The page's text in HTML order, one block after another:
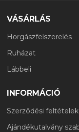
VÁSÁRLÁS
Horgászfelszerelés
Ruházat
Lábbeli
INFORMÁCIÓ
Szerződési feltételek
Ajándékutalvány